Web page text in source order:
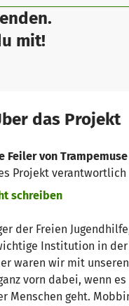
mit!
das Projekt
Feiler von Trampemuse
Projekt verantwortlich
schreiben
der Freien
Institution in
waren wir mit unseren
vorn dabei, wenn es
Menschen geht.